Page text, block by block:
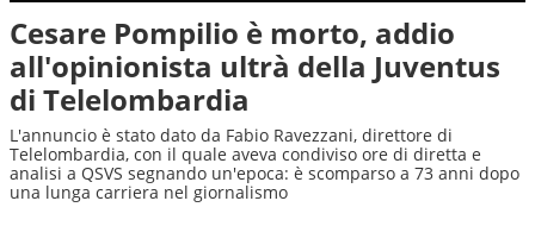
Cesare Pompilio è morto, addio
all'opinionista ultrà della Juventus
di Telelombardia
L'annuncio è stato dato da Fabio Ravezzani, direttore di
Telelombardia, con il quale aveva condiviso ore di diretta e
analisi a QSVS segnando un'epoca: è scomparso a 73 anni dopo
una lunga carriera nel giornalismo